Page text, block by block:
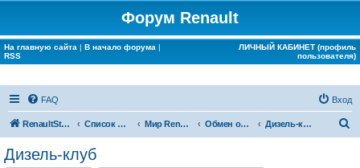
Форум Renault
На главную сайта | В начало форума |
RSS
ЛИЧНЫЙ КАБИНЕТ (профиль
пользователя)
FAQ Вход
RenaultStory Список форумов Мир Renault Обмен опытом Дизель-клуб
Дизель-клуб